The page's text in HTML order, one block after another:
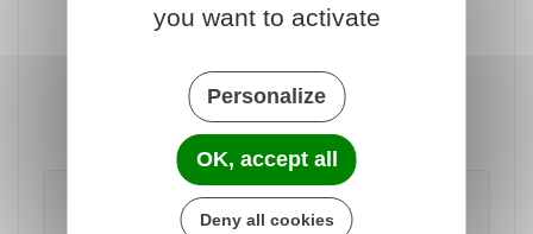
(créance en principal)
Montant de la condamnation (sauf
, c'est-à-dire les frais liés au
you want to activate
Personalize
OK, accept all
Deny all cookies